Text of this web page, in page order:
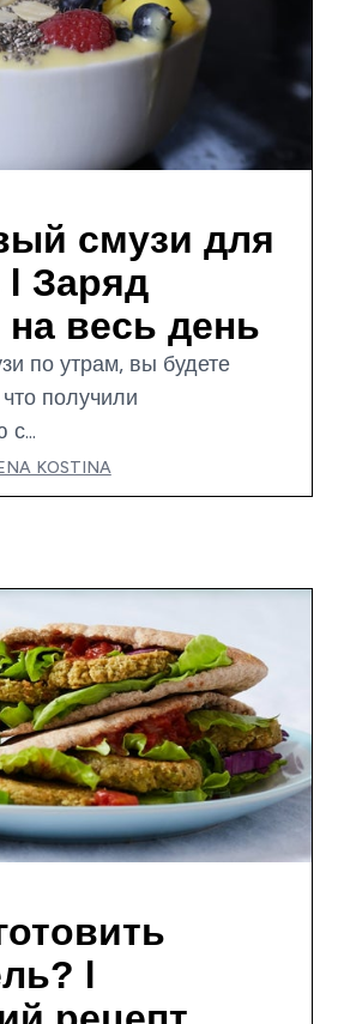
смузи для
I Заряд
на весь день
по утрам, вы будете
получили
с...
KOSTINA
I